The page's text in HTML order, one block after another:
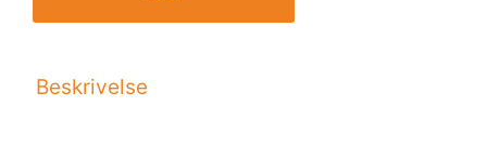
Beskrivelse